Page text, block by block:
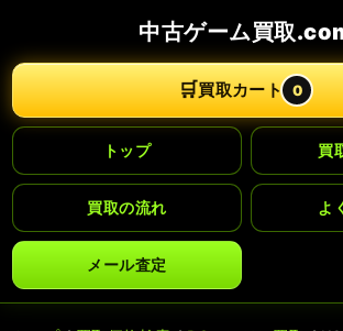
中古ゲーム買取
🛒買取カート 0
トップ 買
買取の流れ よ
メール査定